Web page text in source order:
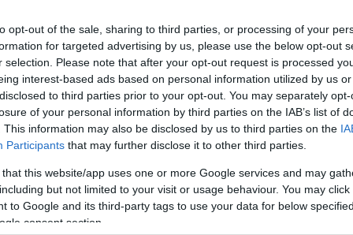
opt-out of the sale, sharing to third parties, or processing of your
for targeted advertising by us, please use the below opt-out
selection. Please note that after your opt-out request is processed
interest-based ads based on personal information utilized by us
to third parties prior to your opt-out. You may separately
of your personal information by third parties on the IAB’s list of
This information may also be disclosed by us to third parties on the
Participants that may further disclose it to other third parties.
that this website/app uses one or more Google services and may
but not limited to your visit or usage behaviour. You may
to Google and its third-party tags to use your data for below
consent section.
εικόνας, επικοινωνιών, ηλεκτρονικού
ελιγμών, καθώς και αντιμετώπισης
(Air Defence Exercise – ADEX).
προστίθεται στην ανακοίνωση, εντάσσεται
των «Κατευθυντήριων Οδηγιών για
υπεγράφησαν από τον αρχηγό ΓΕΕΘΑ,
Φλώρο, και τον αρχηγό του Επιτελείου
στρατηγό Thierry Burkhard, και συνέβαλε